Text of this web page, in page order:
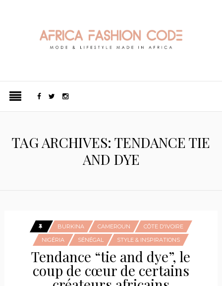
TAG ARCHIVES: TENDANCE TIE
AND DYE
BURKINA CAMEROUN
CÔTE D'IVOIRE
NIGÉRIA
SÉNÉGAL STYLE & INSPIRATIONS
Tendance “tie and dye”, le
coup de cœur de certains